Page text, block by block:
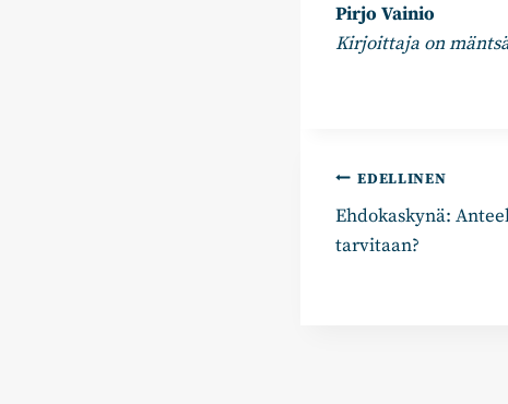
Pirjo Vainio
Kirjoittaja on
Artikkelien
selaus
EDELLINEN
Ehdokaskynä:
tarvitaan?